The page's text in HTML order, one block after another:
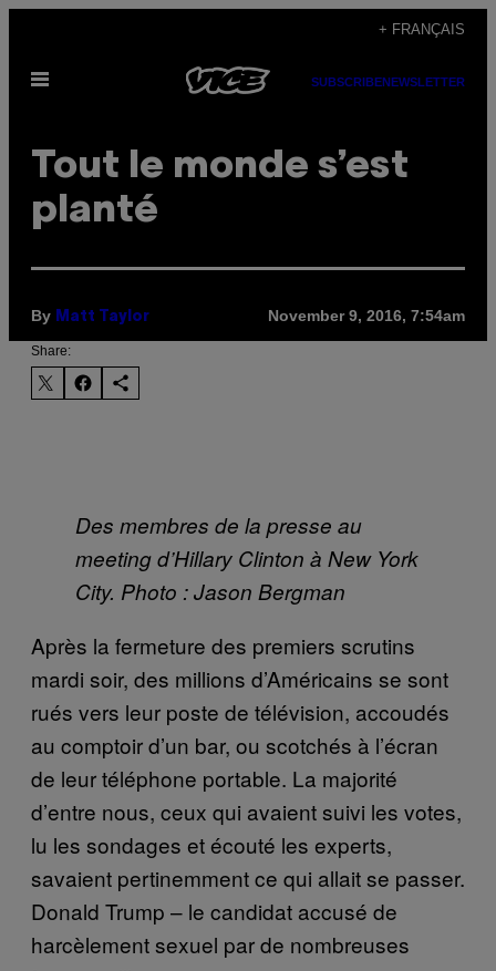
content
+ FRANÇAIS
Open
SUBSCRIBENEWSLETTER
Tout le monde s’est
planté
By Matt Taylor November 9, 2016, 7:54am
Share:
Des membres de la presse au
meeting d’Hillary Clinton à New York
City. Photo : Jason Bergman
Après la fermeture des premiers scrutins
mardi soir, des millions d’Américains se sont
rués vers leur poste de télévision, accoudés
au comptoir d’un bar, ou scotchés à l’écran
de leur téléphone portable. La majorité
d’entre nous, ceux qui avaient suivi les votes,
lu les sondages et écouté les experts,
savaient pertinemment ce qui allait se passer.
Donald Trump – le candidat accusé de
harcèlement sexuel par de nombreuses